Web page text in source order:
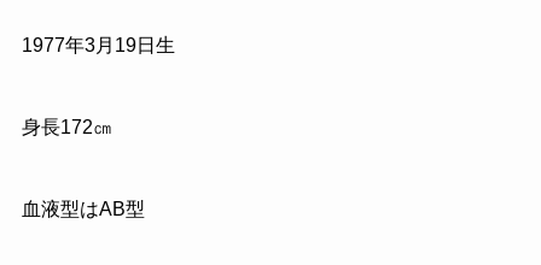
1977年3月 19日生
身長172㎝
血液型はAB型